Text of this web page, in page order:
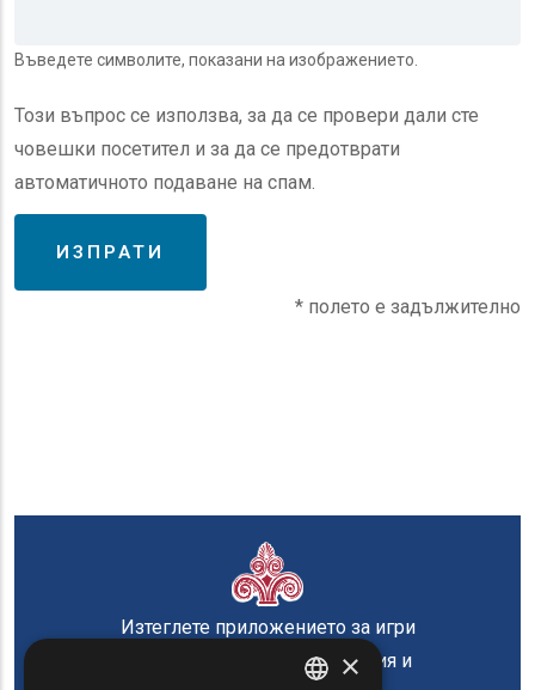
Въведете символите, показани на изображението.
Този въпрос се използва, за да се провери дали сте
човешки посетител и за да се предотврати
автоматичното подаване на спам.
* полето е задължително
Изтеглете приложението за игри
на Регион Източна Македония и
×